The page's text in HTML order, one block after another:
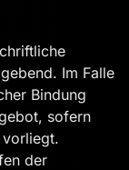
Im Falle
Bindung
sofern
der